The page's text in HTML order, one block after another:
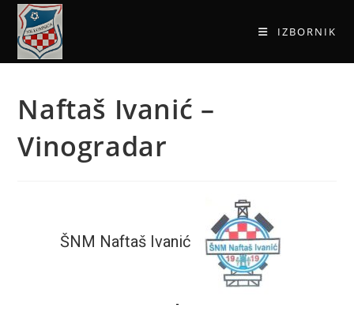
IZBORNIK
Naftaš Ivanić –
Vinogradar
ŠNM Naftaš Ivanić
-